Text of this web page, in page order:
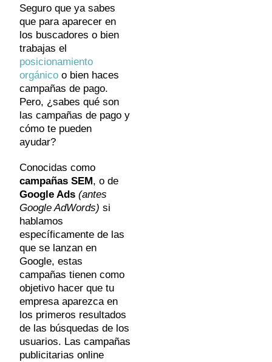
Seguro que ya sabes
que para aparecer en
los buscadores o bien
trabajas el
posicionamiento
orgánico o bien haces
campañas de pago.
Pero, ¿sabes qué son
las campañas de pago y
cómo te pueden
ayudar?
Conocidas como
campañas SEM, o de
Google Ads (antes
Google AdWords) si
hablamos
específicamente de las
que se lanzan en
Google, estas
campañas tienen como
objetivo hacer que tu
empresa aparezca en
los primeros resultados
de las búsquedas de los
usuarios. Las campañas
publicitarias online